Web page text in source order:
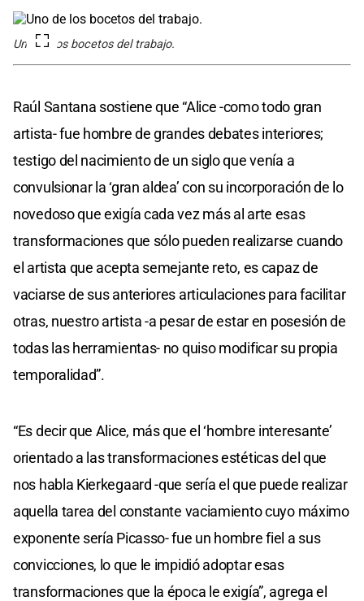
Uno de los bocetos del trabajo.
Raúl Santana sostiene que “Alice -como todo gran
artista- fue hombre de grandes debates interiores;
testigo del nacimiento de un siglo que venía a
convulsionar la ‘gran aldea’ con su incorporación de lo
novedoso que exigía cada vez más al arte esas
transformaciones que sólo pueden realizarse cuando
el artista que acepta semejante reto, es capaz de
vaciarse de sus anteriores articulaciones para facilitar
otras, nuestro artista -a pesar de estar en posesión de
todas las herramientas- no quiso modificar su propia
temporalidad”.
“Es decir que Alice, más que el ‘hombre interesante’
orientado a las transformaciones estéticas del que
nos habla Kierkegaard -que sería el que puede realizar
aquella tarea del constante vaciamiento cuyo máximo
exponente sería Picasso- fue un hombre fiel a sus
convicciones, lo que le impidió adoptar esas
transformaciones que la época le exigía”, agrega el